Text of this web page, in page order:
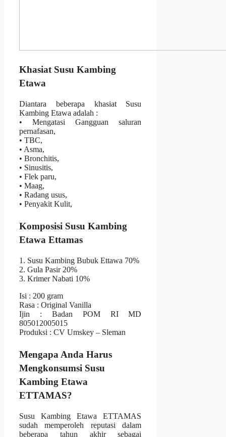
Khasiat Susu Kambing
Etawa
Diantara beberapa khasiat Susu
Kambing Etawa adalah :
• Mengatasi Gangguan saluran
pernafasan,
• TBC,
• Asma,
• Bronchitis,
• Sinusitis,
• Flek paru,
• Maag,
• Radang usus,
• Penyakit Kulit,
Komposisi Susu Kambing
Etawa Ettamas
1. Susu Kambing Bubuk Ettawa 70%
2. Gula Pasir 20%
3. Krimer Nabati 10%
Isi : 200 gram
Rasa : Original Vanilla
Ijin : Badan POM RI MD
805012005015
Produksi : CV Umskey – Sleman
Mengapa Anda Harus
Mengkonsumsi Susu
Kambing Etawa
ETTAMAS?
Susu Kambing Etawa ETTAMAS
sudah memperoleh reputasi dalam
beberapa tahun akhir sebagai